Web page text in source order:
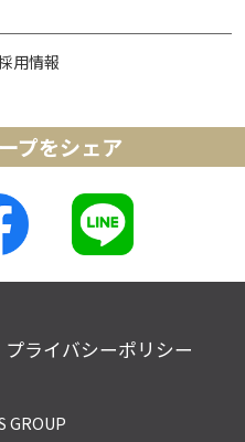
用情報
プをシェア
プライバシーポリシー
GROUP